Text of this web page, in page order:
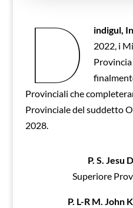
D indigul,
2022, i
Provinciali che
Provinciale del suddetto
2028.
P. S. Jesu
Superiore
P. L-R M. John